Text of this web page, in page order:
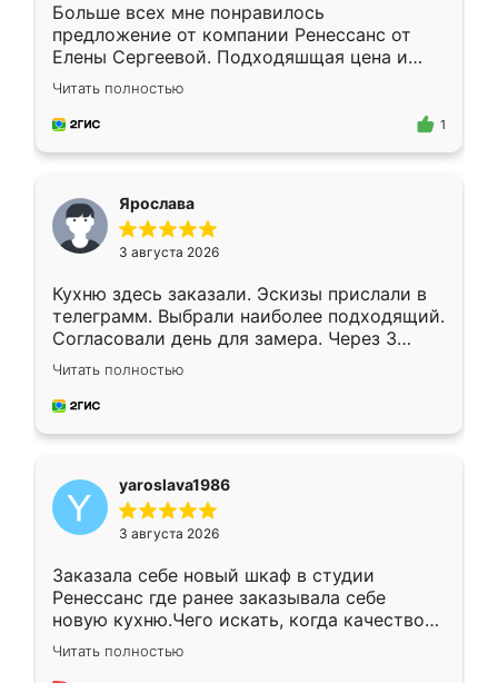
Больше всех мне понравилось
предложение от компании Ренессанс от
Елены Сергеевой. Подходяшщая цена и
короткие сроки изготовления. Приехавший
для замера сотрудник Владислав
предложил по моему эскизу самый
Читать полностью
1
Ярослава
3 августа 2026
Кухню здесь заказали. Эскизы прислали в
телеграмм. Выбрали наиболее подходящий.
Согласовали день для замера. Через 3
недели кухня была уже готова. Остались
довольны работой. Спасибо Ренессанс
мебель за качественную работу!
Читать полностью
yaroslava1986
3 августа 2026
Заказала себе новый шкаф в студии
Ренессанс где ранее заказывала себе
новую кухню.Чего искать, когда качеством
вполне довольна. Служит кухня уже почти
два года, нареканий нет.
Читать полностью